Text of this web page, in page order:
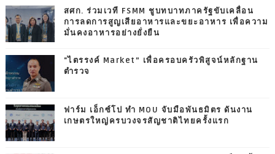
สศก. ร่วมเวที FSMM ชูบทบาทภาครัฐขับเคลื่อน
การลดการสูญเสียอาหารและขยะอาหาร เพื่อความ
มั่นคงอาหารอย่างยั่งยืน
"ไตรรงค์ Market” เพื่อครอบครัวพิสูจน์หลักฐาน
ตำรวจ
ฟาร์ม เอ็กซ์โป ทำ MOU จับมือพันธมิตร ดันงาน
เกษตรใหญ่ครบวงจรสัญชาติไทยครั้งแรก